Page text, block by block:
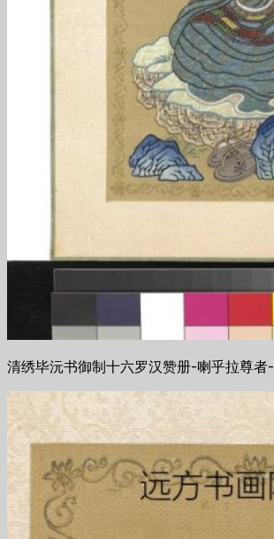
清绣毕沅书御制十六罗汉赞册-喇乎拉尊者-